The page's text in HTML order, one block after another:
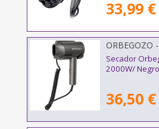
33,99 €
ORBEGOZO
Secador
2000W/ Negro
36,50 €